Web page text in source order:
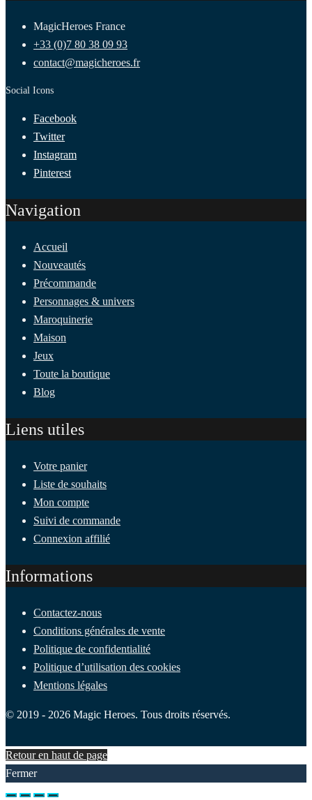
MagicHeroes France
+33 (0)7 80 38 09 93
contact@magicheroes.fr
Social Icons
Facebook
Twitter
Instagram
Pinterest
Navigation
Accueil
Nouveautés
Précommande
Personnages & univers
Maroquinerie
Maison
Jeux
Toute la boutique
Blog
Liens utiles
Votre panier
Liste de souhaits
Mon compte
Suivi de commande
Connexion affilié
Informations
Contactez-nous
Conditions générales de vente
Politique de confidentialité
Politique d’utilisation des cookies
Mentions légales
© 2019 - 2026 Magic Heroes. Tous droits réservés.
Retour en haut de page
Fermer